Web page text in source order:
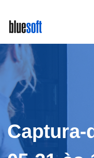
main
content
Captura-